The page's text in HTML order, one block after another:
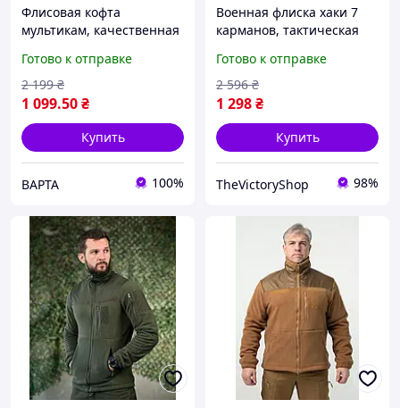
Флисовая кофта
мультикам, качественная
тактическая кофта
мультикам
Готово к отправке
1 099.50₴
2 199 ₴
Купить
ВАРТА 100%
Военная флиска хаки 7
карманов, тактическая
мужская флиска хаки 54
frocgs
Готово к отправке
1 298₴
2 596 ₴
Купить
TheVictoryShop 98%